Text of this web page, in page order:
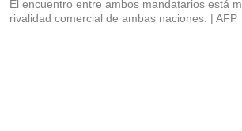
El encuentro entre ambos mandatarios está
rivalidad comercial de ambas naciones.
AFP